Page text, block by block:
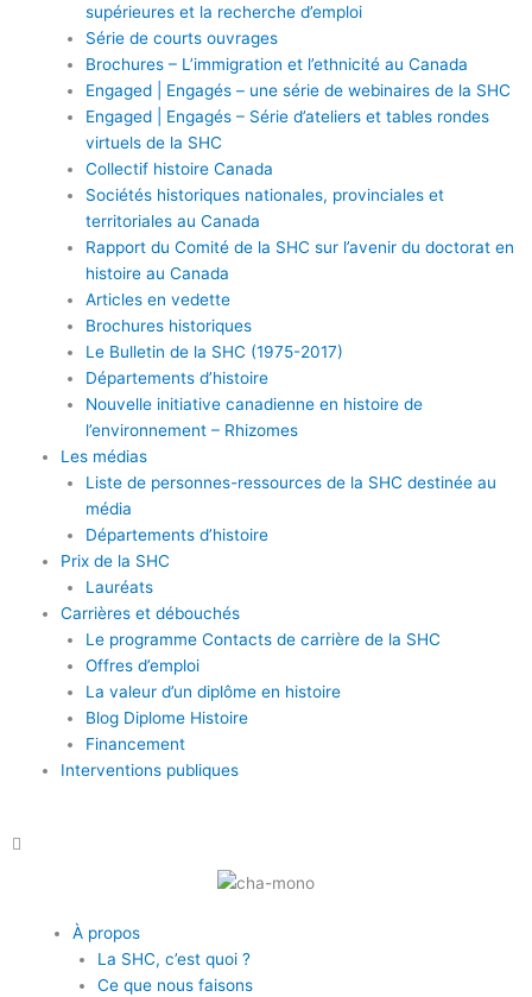
supérieures et la recherche d’emploi
Série de courts ouvrages
Brochures – L’immigration et l’ethnicité au Canada
Engaged | Engagés – une série de webinaires de la SHC
Engaged | Engagés – Série d’ateliers et tables rondes
virtuels de la SHC
Collectif histoire Canada
Sociétés historiques nationales, provinciales et
territoriales au Canada
Rapport du Comité de la SHC sur l’avenir du doctorat en
histoire au Canada
Articles en vedette
Brochures historiques
Le Bulletin de la SHC (1975-2017)
Départements d’histoire
Nouvelle initiative canadienne en histoire de
l’environnement – Rhizomes
Les médias
Liste de personnes-ressources de la SHC destinée au
média
Départements d’histoire
Prix de la SHC
Lauréats
Carrières et débouchés
Le programme Contacts de carrière de la SHC
Offres d’emploi
La valeur d’un diplôme en histoire
Blog Diplome Histoire
Financement
Interventions publiques
Main
À propos
La SHC, c’est quoi ?
Ce que nous faisons